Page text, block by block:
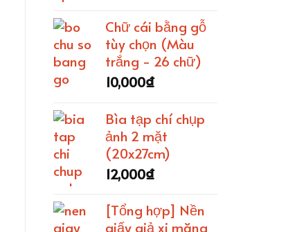
từ
20,000₫
đến
Chữ cái bằng gỗ
tùy chọn (Màu
trắng - 26 chữ)
10,000₫
Bìa tạp chí chụp
ảnh 2 mặt
(20x27cm)
12,000₫
[Tổng hợp] Nền
giấy giả xi măng